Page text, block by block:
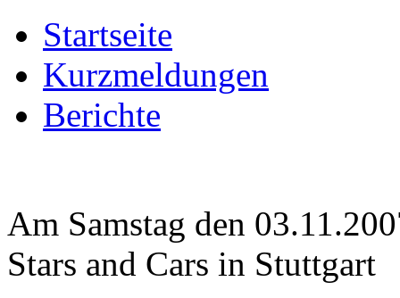
Startseite
Kurzmeldungen
Berichte
Am Samstag den
Stars and Cars in Stuttgart